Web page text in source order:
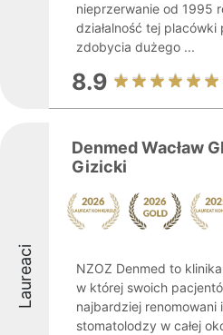
nieprzerwanie od 1995
działalność tej placówki
zdobycia dużego ...
8.9
Laureaci
Denmed Wacław
Gizicki
NZOZ Denmed to
w której swoich
najbardziej renomowani
stomatolodzy w całej